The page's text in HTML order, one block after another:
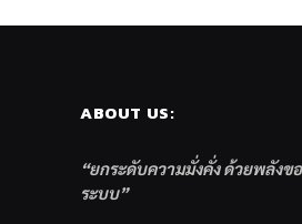
ABOUT US:
“ยกระดับความมั่งคั่ง ด้วยพลังข
ระบบ”